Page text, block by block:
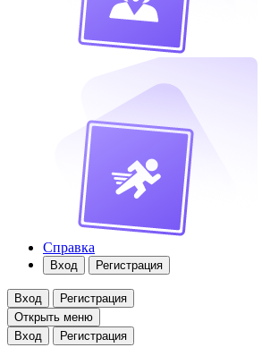
Справка
Вход Регистрация
Вход
Регистрация
Открыть меню
Вход
Регистрация